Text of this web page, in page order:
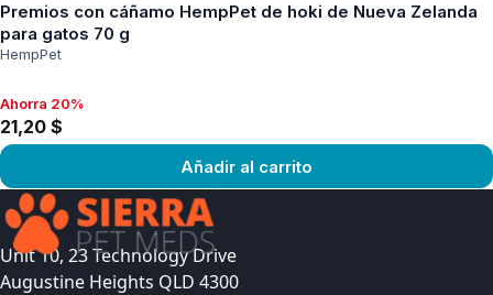
Premios con cáñamo HempPet de hoki de Nueva Zelanda
para gatos 70 g
HempPet
Ahorra 20%, 21,20 $
Ahorra 20%
21,20 $
Añadir al carrito
Ver producto
Unit 10, 23 Technology Drive
Augustine Heights QLD 4300